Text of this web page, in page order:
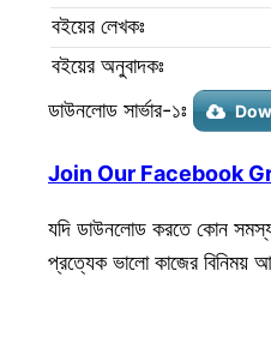
বইয়ের লেখকঃ
বইয়ের অনুবাদকঃ
ডাউনলোড সার্ভার-১ঃ
Join Our Facebook
যদি ডাউনলোড করতে কোন
প্রত্যেক ভালো কাজের বিনিময়